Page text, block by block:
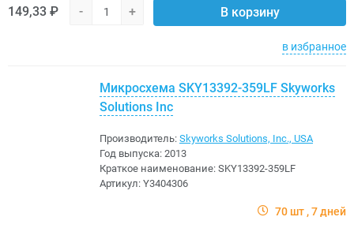
149,33 ₽ - + В корзину
в избранное
Микросхема SKY13392-359LF Skyworks
Solutions Inc
Производитель: Skyworks Solutions, Inc., USA
Год выпуска: 2013
Краткое наименование: SKY13392-359LF
Артикул: Y3404306
70 шт 7 дней